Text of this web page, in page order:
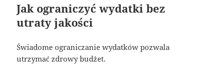
Jak ograniczyć wydatki bez
utraty jakości
Świadome ograniczanie wydatków pozwala
utrzymać zdrowy budżet.